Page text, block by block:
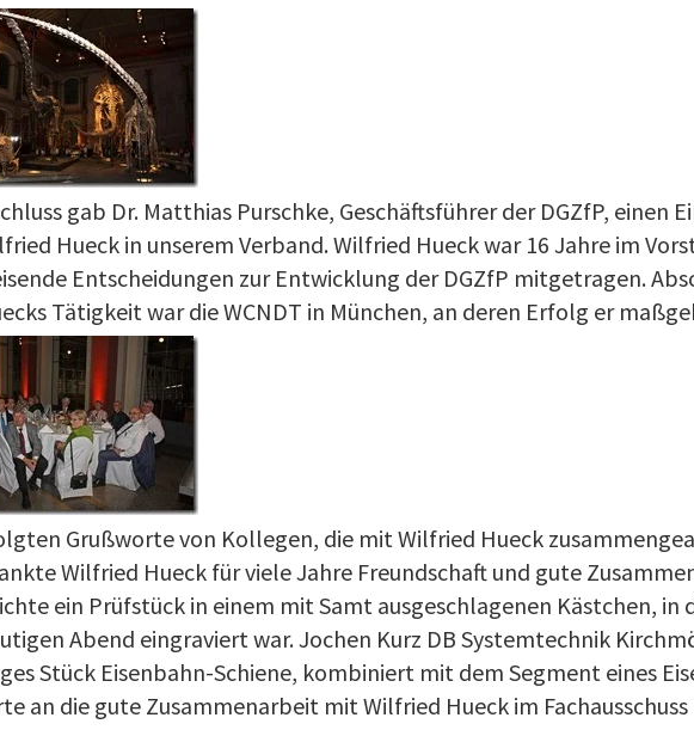
gab Dr. Matthias Purschke, Geschäftsführer der DGZfP, einen
Hueck in unserem Verband. Wilfried Hueck war 16 Jahre im
Entscheidungen zur Entwicklung der DGZfP mitgetragen.
Tätigkeit war die WCNDT in München, an deren Erfolg er
Grußworte von Kollegen, die mit Wilfried Hueck
Wilfried Hueck für viele Jahre Freundschaft und gute
ein Prüfstück in einem mit Samt ausgeschlagenen Kästchen, in
Abend eingraviert war. Jochen Kurz DB Systemtechnik
Stück Eisenbahn-Schiene, kombiniert mit dem Segment eines
an die gute Zusammenarbeit mit Wilfried Hueck im Fachausschuss